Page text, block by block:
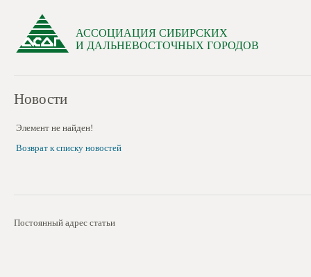
АССОЦИАЦИЯ СИБИРСКИХ
И ДАЛЬНЕВОСТОЧНЫХ ГОРОДОВ
Новости
Элемент не найден!
Возврат к списку новостей
Постоянный адрес статьи